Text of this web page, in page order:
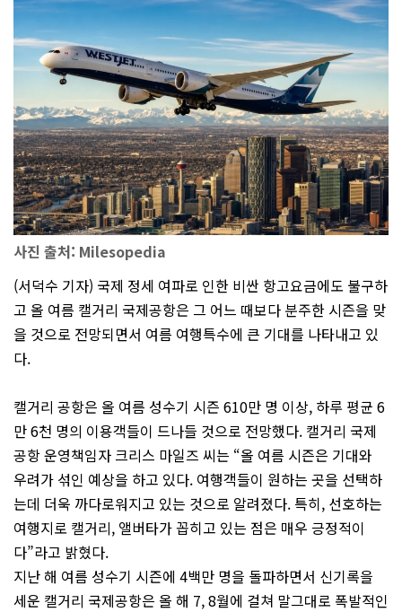
사진 출처: Milesopedia
(서덕수 기자) 국제 정세 여파로 인한 비싼 항고요금에도 불구하
고 올 여름 캘거리 국제공항은 그 어느 때보다 분주한 시즌을 맞
을 것으로 전망되면서 여름 여행특수에 큰 기대를 나타내고 있
다.
캘거리 공항은 올 여름 성수기 시즌 610만 명 이상, 하루 평균 6
만 6천 명의 이용객들이 드나들 것으로 전망했다. 캘거리 국제
공항 운영책임자 크리스 마일즈 씨는 “올 여름 시즌은 기대와
우려가 섞인 예상을 하고 있다. 여행객들이 원하는 곳을 선택하
는데 더욱 까다로워지고 있는 것으로 알려졌다. 특히, 선호하는
여행지로 캘거리, 앨버타가 꼽히고 있는 점은 매우 긍정적이
다”라고 밝혔다.
지난 해 여름 성수기 시즌에 4백만 명을 돌파하면서 신기록을
세운 캘거리 국제공항은 올 해 7, 8월에 걸쳐 말그대로 폭발적인